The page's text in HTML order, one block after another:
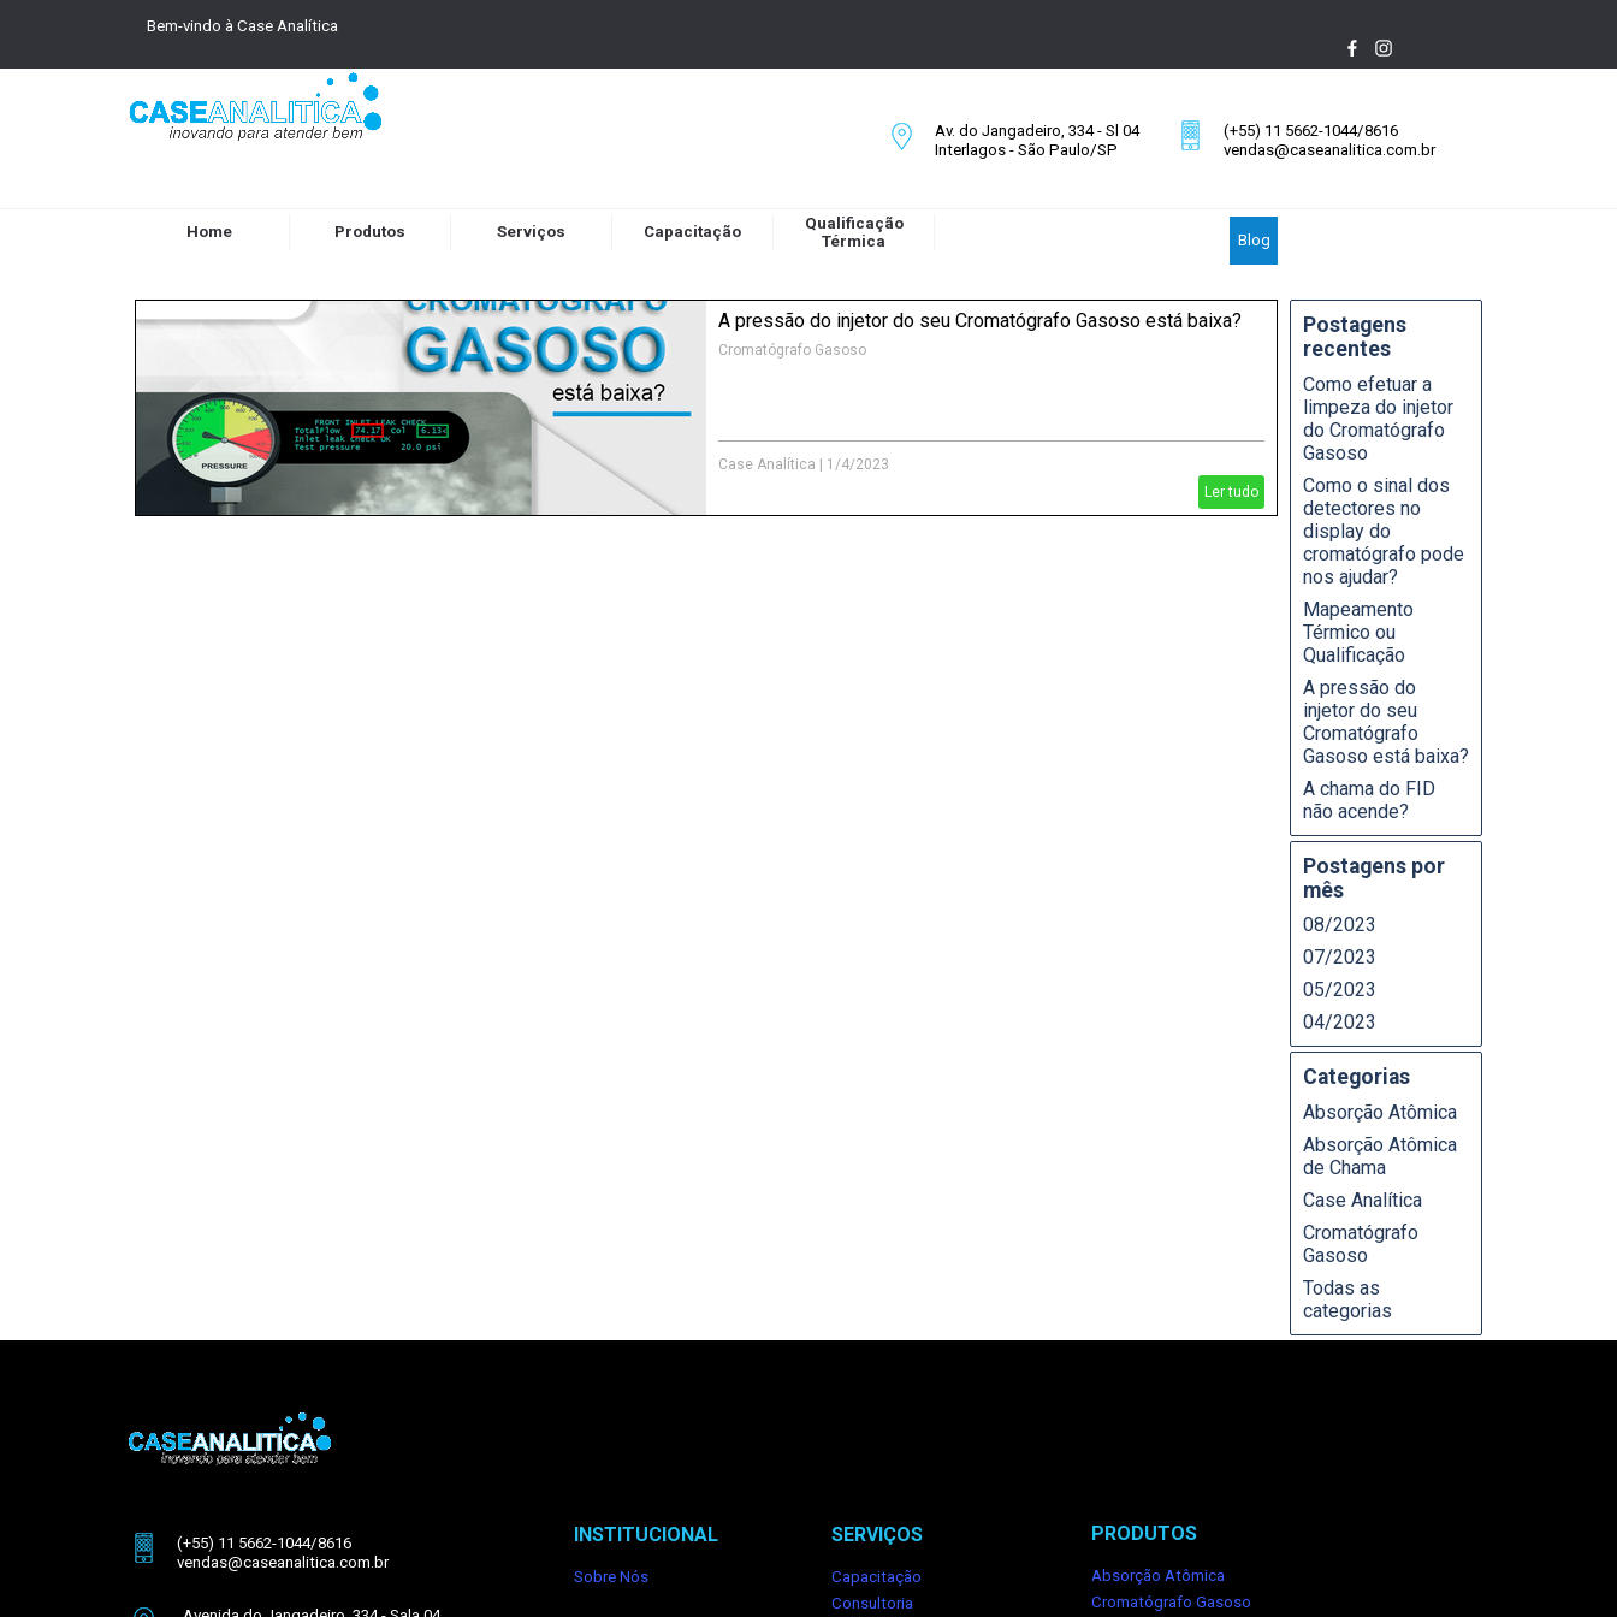
Bem-vindo à Case Analítica
Home Produtos Serviços Capacitação
Qualificação
Térmica
Av. do Jangadeiro, 334 - Sl 04
Interlagos - São Paulo/SP
(+55) 11 5662-1044/8616
vendas@caseanalitica.com.br
Blog
A pressão do injetor do seu Cromatógrafo Gasoso está baixa?
Cromatógrafo Gasoso
Case Analítica
1/4/2023
Ler tudo
Postagens
recentes
Como efetuar a
limpeza do injetor
do Cromatógrafo
Gasoso
Como o sinal dos
detectores no
display do
cromatógrafo pode
nos ajudar?
Mapeamento
Térmico ou
Qualificação
A pressão do
injetor do seu
Cromatógrafo
Gasoso está baixa?
A chama do FID
não acende?
Postagens por
mês
08/2023
07/2023
05/2023
04/2023
Categorias
Absorção Atômica
Absorção Atômica
de Chama
Case Analítica
Cromatógrafo
Gasoso
Todas as
categorias
(+55) 11 5662-1044/8616
vendas@caseanalitica.com.br
INSTITUCIONAL
Sobre Nós
SERVIÇOS
Capacitação
Consultoria
PRODUTOS
Absorção Atômica
Cromatógrafo Gasoso